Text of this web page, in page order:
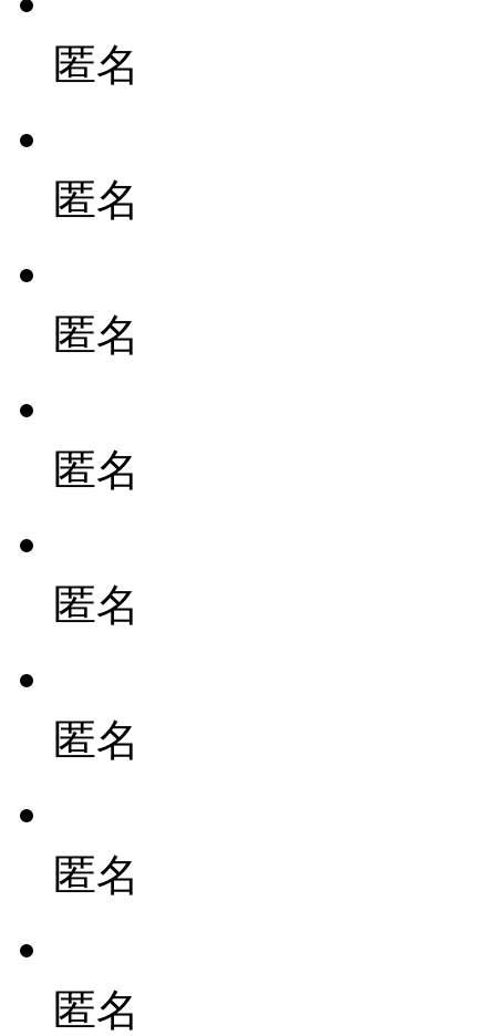
匿名
匿名
匿名
匿名
匿名
匿名
匿名
匿名